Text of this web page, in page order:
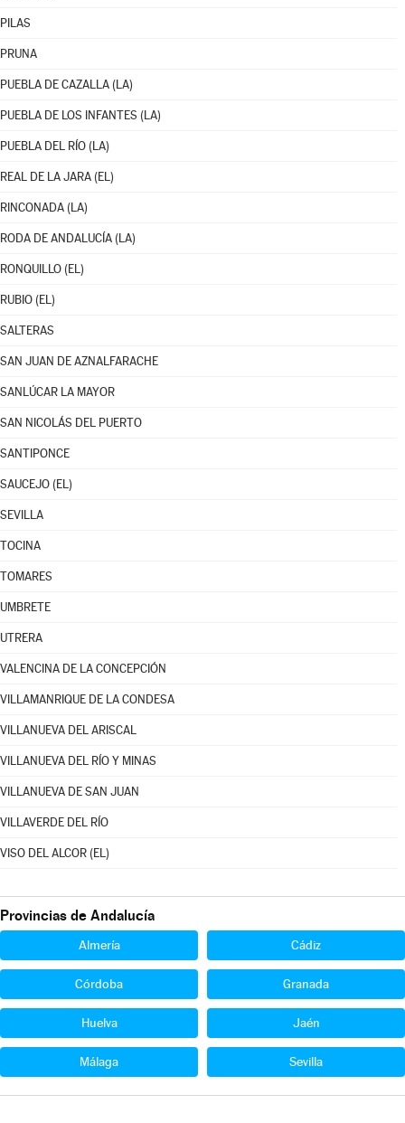
PILAS
PRUNA
PUEBLA DE CAZALLA (LA)
PUEBLA DE LOS INFANTES (LA)
PUEBLA DEL RÍO (LA)
REAL DE LA JARA (EL)
RINCONADA (LA)
RODA DE ANDALUCÍA (LA)
RONQUILLO (EL)
RUBIO (EL)
SALTERAS
SAN JUAN DE AZNALFARACHE
SANLÚCAR LA MAYOR
SAN NICOLÁS DEL PUERTO
SANTIPONCE
SAUCEJO (EL)
SEVILLA
TOCINA
TOMARES
UMBRETE
UTRERA
VALENCINA DE LA CONCEPCIÓN
VILLAMANRIQUE DE LA CONDESA
VILLANUEVA DEL ARISCAL
VILLANUEVA DEL RÍO Y MINAS
VILLANUEVA DE SAN JUAN
VILLAVERDE DEL RÍO
VISO DEL ALCOR (EL)
Provincias de Andalucía
Almería Cádiz
Córdoba Granada
Huelva Jaén
Málaga Sevilla